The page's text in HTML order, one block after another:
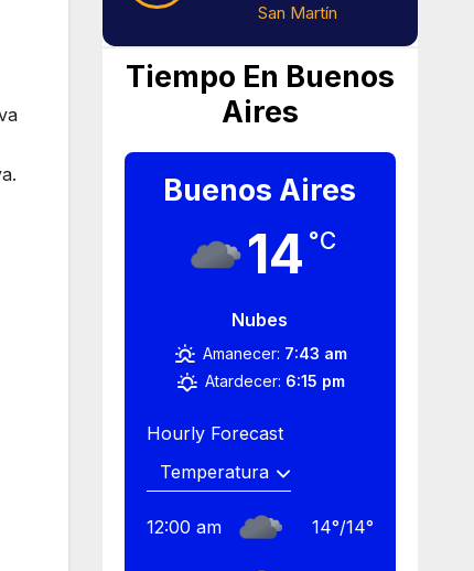
San Martín
Tiempo En Buenos
Aires
Buenos Aires
14 °C
Nubes
Amanecer: 7:43 am
Atardecer: 6:15 pm
Hourly Forecast
12:00 am 14°/14°